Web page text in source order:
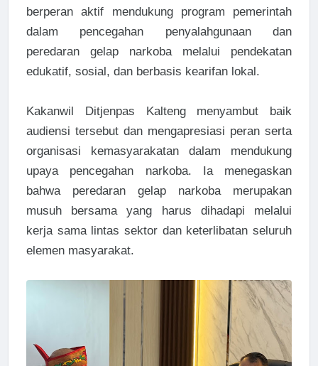
berperan aktif mendukung program pemerintah
dalam pencegahan penyalahgunaan dan
peredaran gelap narkoba melalui pendekatan
edukatif, sosial, dan berbasis kearifan lokal.
Kakanwil Ditjenpas Kalteng menyambut baik
audiensi tersebut dan mengapresiasi peran serta
organisasi kemasyarakatan dalam mendukung
upaya pencegahan narkoba. Ia menegaskan
bahwa peredaran gelap narkoba merupakan
musuh bersama yang harus dihadapi melalui
kerja sama lintas sektor dan keterlibatan seluruh
elemen masyarakat.